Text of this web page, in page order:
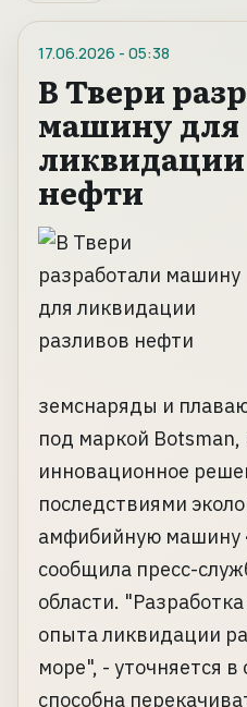
17.06.2026 - 05:38
В Твери
машину для
нефти
земснаряды и
под маркой Botsman,
инновационное
последствиями
амфибийную машину
сообщила пресс-
области.
опыта ликвидации
море", - уточняется
способна